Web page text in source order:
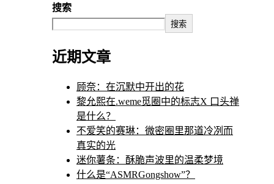
搜索
搜索
近期文章
顾奈：在沉默中开出的花
黎允熙在.weme觅圈中的标志X 口头禅
是什么？
不爱笑的赛琳：微密圈里那道冷冽而
真实的光
迷你薯条：酥脆声波里的温柔梦境
什么是“ASMRGongshow”？